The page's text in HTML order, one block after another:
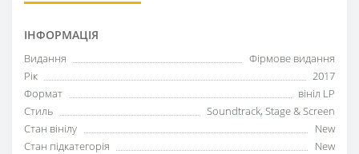
ІНФОРМАЦІЯ
Видання
Фірмове видання
Рік
2017
Формат
вініл LP
Стиль
Soundtrack, Stage & Screen
Стан вінілу
New
Стан підкатегорія
New